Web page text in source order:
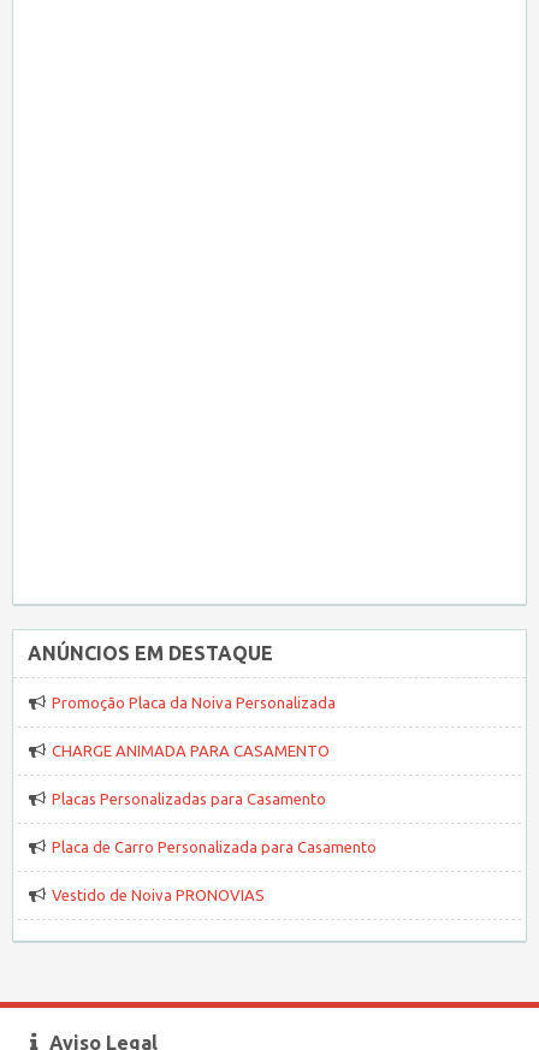
ANÚNCIOS EM DESTAQUE
Promoção Placa da Noiva Personalizada
CHARGE ANIMADA PARA CASAMENTO
Placas Personalizadas para Casamento
Placa de Carro Personalizada para Casamento
Vestido de Noiva PRONOVIAS
Aviso Legal